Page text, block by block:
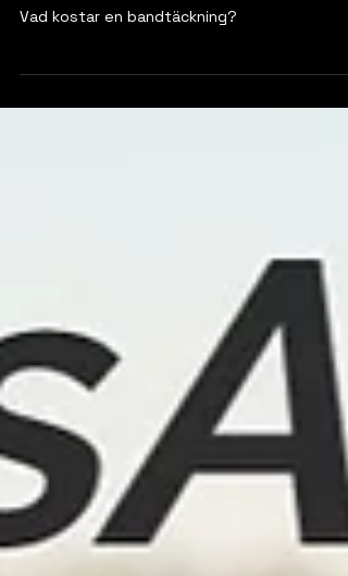
Kostnad för bandtäckning: